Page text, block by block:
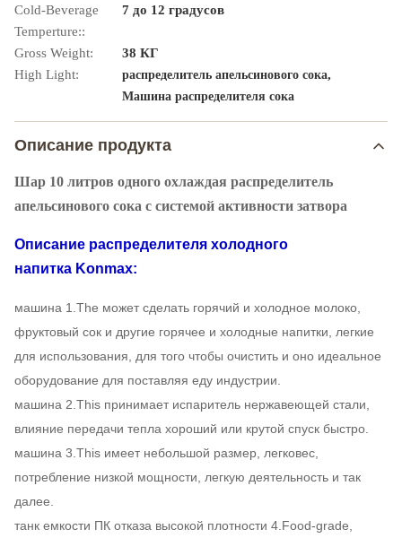
Cold-Beverage
Temperture::
7 до 12 градусов
Gross Weight:
38 КГ
High Light:
распределитель апельсинового сока,
Машина распределителя сока
Описание продукта
Шар 10 литров одного охлаждая распределитель
апельсинового сока с системой активности затвора
Описание распределителя холодного
напитка Konmax:
машина 1.The может сделать горячий и холодное молоко,
фруктовый сок и другие горячее и холодные напитки, легкие
для использования, для того чтобы очистить и оно идеальное
оборудование для поставляя еду индустрии.
машина 2.This принимает испаритель нержавеющей стали,
влияние передачи тепла хороший или крутой спуск быстро.
машина 3.This имеет небольшой размер, легковес,
потребление низкой мощности, легкую деятельность и так
далее.
танк емкости ПК отказа высокой плотности 4.Food-grade,